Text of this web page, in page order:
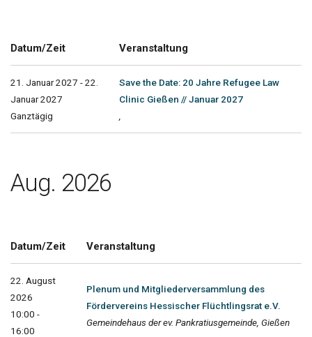
Datum/Zeit Veranstaltung
21. Januar 2027 - 22.
Januar 2027
Ganztägig
Save the Date: 20 Jahre Refugee Law
Clinic Gießen // Januar 2027
Aug. 2026
Datum/Zeit Veranstaltung
22. August
2026
10:00 -
16:00
Plenum und Mitgliederversammlung des
Fördervereins Hessischer Flüchtlingsrat e.V.
Gemeindehaus der ev. Pankratiusgemeinde, Gießen